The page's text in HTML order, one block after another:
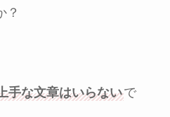
？
手な文章はいらないで